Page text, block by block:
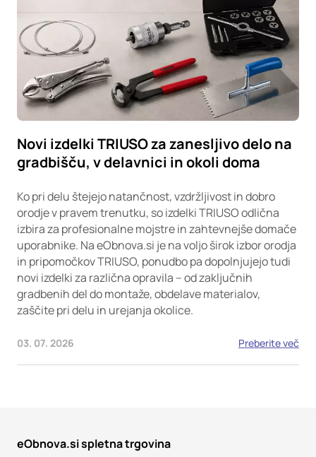
Novi izdelki TRIUSO za zanesljivo delo na
gradbišču, v delavnici in okoli doma
Ko pri delu štejejo natančnost, vzdržljivost in dobro
orodje v pravem trenutku, so izdelki TRIUSO odlična
izbira za profesionalne mojstre in zahtevnejše domače
uporabnike. Na eObnova.si je na voljo širok izbor orodja
in pripomočkov TRIUSO, ponudbo pa dopolnjujejo tudi
novi izdelki za različna opravila – od zaključnih
gradbenih del do montaže, obdelave materialov,
zaščite pri delu in urejanja okolice.
03. 07. 2026 Preberite več
eObnova.si spletna trgovina